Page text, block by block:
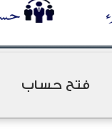
فتح حساب